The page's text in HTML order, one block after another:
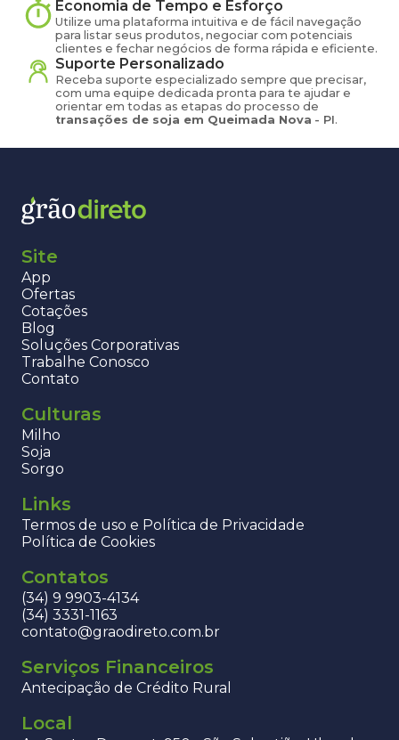
Economia de Tempo e Esforço
Utilize uma plataforma intuitiva e de fácil navegação
para listar seus produtos, negociar com potenciais
clientes e fechar negócios de forma rápida e eficiente.
Suporte Personalizado
Receba suporte especializado sempre que precisar,
com uma equipe dedicada pronta para te ajudar e
orientar em todas as etapas do processo de
transações de soja em Queimada Nova - PI.
Site
App
Ofertas
Cotações
Blog
Soluções Corporativas
Trabalhe Conosco
Contato
Culturas
Milho
Soja
Sorgo
Links
Termos de uso e Política de Privacidade
Política de Cookies
Contatos
(34) 9 9903-4134
(34) 3331-1163
contato@graodireto.com.br
Serviços Financeiros
Antecipação de Crédito Rural
Local